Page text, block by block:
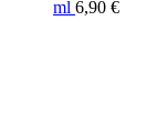
ml 6,90 €